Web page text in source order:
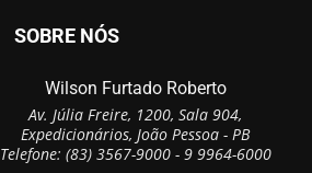
SOBRE NÓS
Wilson Furtado Roberto
Av. Júlia Freire, 1200, Sala 904,
Expedicionários, João Pessoa - PB
Telefone: (83) 3567-9000 - 9 9964-6000